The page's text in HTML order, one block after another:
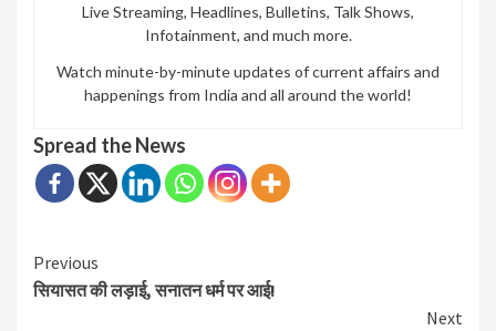
Live Streaming, Headlines, Bulletins, Talk Shows,
Infotainment, and much more.
Watch minute-by-minute updates of current affairs and
happenings from India and all around the world!
Spread the News
Continue
Reading
Previous
सियासत की लड़ाई, सनातन धर्म पर आई!
Next